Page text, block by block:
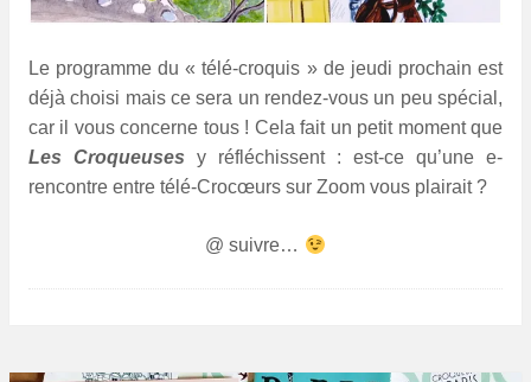
Le programme du « télé-croquis » de jeudi prochain est
déjà choisi mais ce sera un rendez-vous un peu spécial,
car il vous concerne tous ! Cela fait un petit moment que
Les Croqueuses y réfléchissent : est-ce qu’une e-
rencontre entre télé-Crocœurs sur Zoom vous plairait ?
@ suivre…